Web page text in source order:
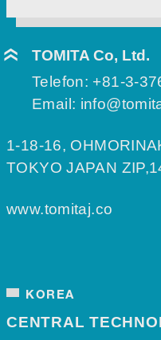
TOMITA Co, Ltd.
Telefon: +81-3-
Email:
1-18-16,
TOKYO JAPAN
www.tomitaj.co
KOREA
CENTRAL